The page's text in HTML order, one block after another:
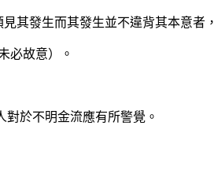
其發生而其發生並不違背其本意者
必故意）。
於不明金流應有所警覺。